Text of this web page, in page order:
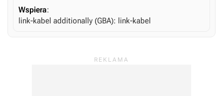
Wspiera:
link-kabel additionally (GBA): link-kabel